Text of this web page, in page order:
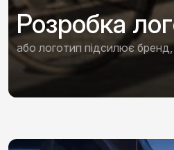
Розробка
або логотип підсилює